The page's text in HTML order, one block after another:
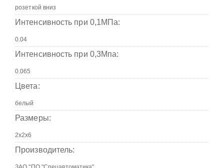
Интенсивность при 0,1МПа:
Интенсивность при 0,3Мпа:
Цвета:
Размеры:
Производитель: